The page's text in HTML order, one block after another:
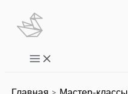
Перейти
содержимому
Main
Menu